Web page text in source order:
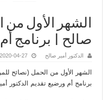
الشهر الأول من
صالح | برنامج
الدكتور أمير صالح 2020-04-27 15:40:34
الشهر الأول من الحمل (نصائح
برنامج أم ورضيع تقديم الدكتور